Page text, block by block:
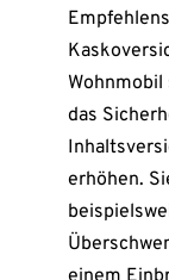
das
erhöhen.